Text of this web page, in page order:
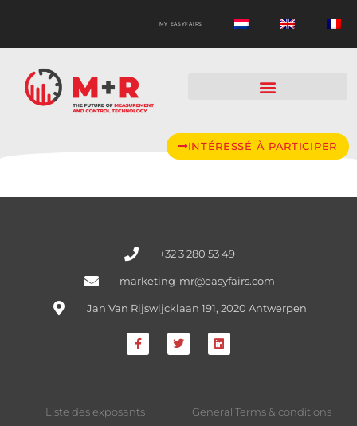
MY EASYFAIRS
INTÉRESSÉ À PARTICIPER
+32 3 280 53 49
marketing-mr@easyfairs.com
Jan Van Rijswijcklaan 191, 2020 Antwerpen
Liste des exposants
General Terms & conditions